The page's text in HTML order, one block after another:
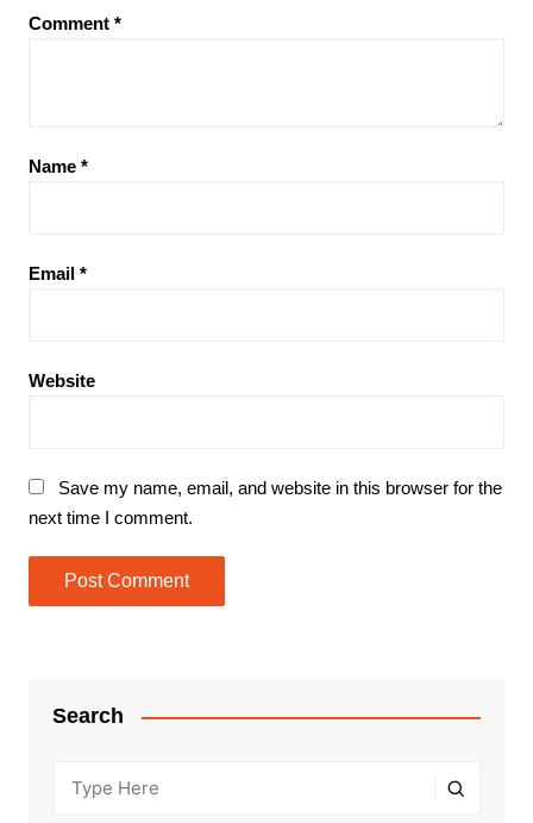
Comment *
Name *
Email *
Website
Save my name, email, and website in this browser for the
next time I comment.
Search